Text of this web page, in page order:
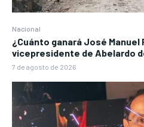
Nacional
¿Cuánto ganará José Manuel
vicepresidente de Abelardo
7 de agosto de 2026